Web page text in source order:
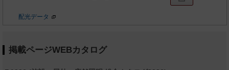
配光データ
掲載ページWEBカタログ